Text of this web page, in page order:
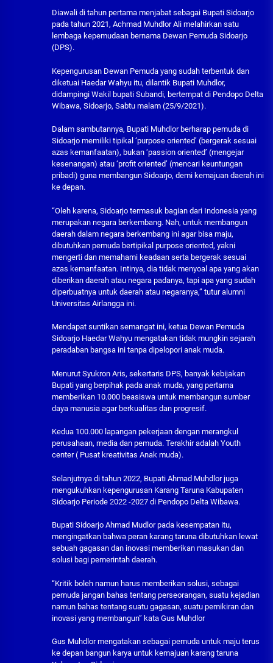
Diawali di tahun pertama menjabat sebagai Bupati Sidoarjo
pada tahun 2021, Achmad Muhdlor Ali melahirkan satu
lembaga kepemudaan bernama Dewan Pemuda Sidoarjo
(DPS).
Kepengurusan Dewan Pemuda yang sudah terbentuk dan
diketuai Haedar Wahyu itu, dilantik Bupati Muhdlor,
didampingi Wakil bupati Subandi, bertempat di Pendopo Delta
Wibawa, Sidoarjo, Sabtu malam (25/9/2021).
Dalam sambutannya, Bupati Muhdlor berharap pemuda di
Sidoarjo memiliki tipikal ‘purpose oriented’ (bergerak sesuai
azas kemanfaatan), bukan ‘passion oriented’ (mengejar
kesenangan) atau ‘profit oriented’ (mencari keuntungan
pribadi) guna membangun Sidoarjo, demi kemajuan daerah ini
ke depan.
“Oleh karena, Sidoarjo termasuk bagian dari Indonesia yang
merupakan negara berkembang. Nah, untuk membangun
daerah dalam negara berkembang ini agar bisa maju,
dibutuhkan pemuda bertipikal purpose oriented, yakni
mengerti dan memahami keadaan serta bergerak sesuai
azas kemanfaatan. Intinya, dia tidak menyoal apa yang akan
diberikan daerah atau negara padanya, tapi apa yang sudah
diperbuatnya untuk daerah atau negaranya,” tutur alumni
Universitas Airlangga ini.
Mendapat suntikan semangat ini, ketua Dewan Pemuda
Sidoarjo Haedar Wahyu mengatakan tidak mungkin sejarah
peradaban bangsa ini tanpa dipelopori anak muda.
Menurut Syukron Aris, sekertaris DPS, banyak kebijakan
Bupati yang berpihak pada anak muda, yang pertama
memberikan 10.000 beasiswa untuk membangun sumber
daya manusia agar berkualitas dan progresif.
Kedua 100.000 lapangan pekerjaan dengan merangkul
perusahaan, media dan pemuda. Terakhir adalah Youth
center ( Pusat kreativitas Anak muda).
Selanjutnya di tahun 2022, Bupati Ahmad Muhdlor juga
mengukuhkan kepengurusan Karang Taruna Kabupaten
Sidoarjo Periode 2022 -2027 di Pendopo Delta Wibawa.
Bupati Sidoarjo Ahmad Mudlor pada kesempatan itu,
mengingatkan bahwa peran karang taruna dibutuhkan lewat
sebuah gagasan dan inovasi memberikan masukan dan
solusi bagi pemerintah daerah.
“Kritik boleh namun harus memberikan solusi, sebagai
pemuda jangan bahas tentang perseorangan, suatu kejadian
namun bahas tentang suatu gagasan, suatu pemikiran dan
inovasi yang membangun” kata Gus Muhdlor
Gus Muhdlor mengatakan sebagai pemuda untuk maju terus
ke depan bangun karya untuk kemajuan karang taruna